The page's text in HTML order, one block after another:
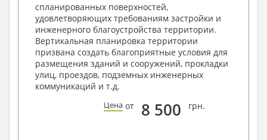
Архитектурные узлы в конструкциях
2. Конструктивный раздел:
Общие данные по проекту
Схемы расположения и расчеты фундаментов
Элементы каркаса – схемы расположения
Схема расположения перекрытий
Опоры перекрытия на стены или Узлы
Элементы кровли – схемы расположения
спланированных поверхностей,
удовлетворяющих требованиям застройки и
инженерного благоустройства территории.
Вертикальная планировка территории
призвана создать благоприятные условия для
размещения зданий и сооружений, прокладки
улиц, проездов, подземных инженерных
коммуникаций и т.д.
Цена от 8 500 грн.